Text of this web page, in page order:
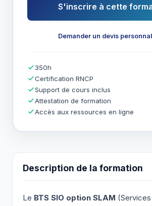
Description de la formation
Le BTS SIO option SLAM
S'inscrire à cette
Demander un devis
350h
Certification RNCP
Support de cours inclus
Attestation de formation
Accès aux ressources en ligne